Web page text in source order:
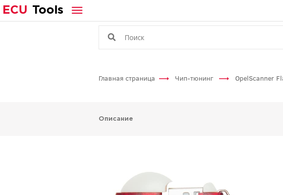
ECU Tools
Главная страница Чип-тюнинг OpelScanner
Описание